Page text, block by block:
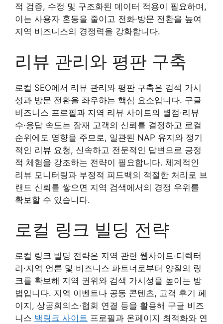
적 검증, 수정 및 구조화된 데이터 적용이 필요하며,
이는 사용자 혼동을 줄이고 전화·방문 전환을 높여
지역 비즈니스의 경쟁력을 강화합니다.
리뷰 관리와 평판 구축
로컬 SEO에서 리뷰 관리와 평판 구축은 검색 가시
성과 방문 전환을 좌우하는 핵심 요소입니다. 구글
비즈니스 프로필과 지역 리뷰 사이트의 별점·리뷰
수·응답 속도는 잠재 고객의 신뢰를 결정하고 로컬
순위에도 영향을 주므로, 일관된 NAP 유지와 정기
적인 리뷰 요청, 신속하고 전문적인 답변으로 긍정
적 체험을 강조하는 전략이 필요합니다. 체계적인
리뷰 모니터링과 부정적 피드백의 적절한 처리로 브
랜드 신뢰를 쌓으면 지역 검색에서의 경쟁 우위를
확보할 수 있습니다.
로컬 링크 빌딩 전략
로컬 링크 빌딩 전략은 지역 관련 웹사이트·디렉터
리·지역 언론 및 비즈니스 파트너로부터 양질의 링
크를 확보해 지역 권위와 검색 가시성을 높이는 방
법입니다. 지역 이벤트나 공동 콘텐츠, 고객 후기 페
이지, 상공회의소·협회 연결 등을 활용해 구글 비즈
니스 백링크 사이트 프로필과 온페이지 최적화와 연